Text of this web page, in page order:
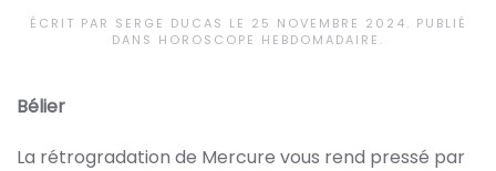
ÉCRIT PAR SERGE DUCAS LE 25 NOVEMBRE 2024. PUBLIÉ
DANS HOROSCOPE HEBDOMADAIRE .
Bélier
La rétrogradation de Mercure vous rend pressé par